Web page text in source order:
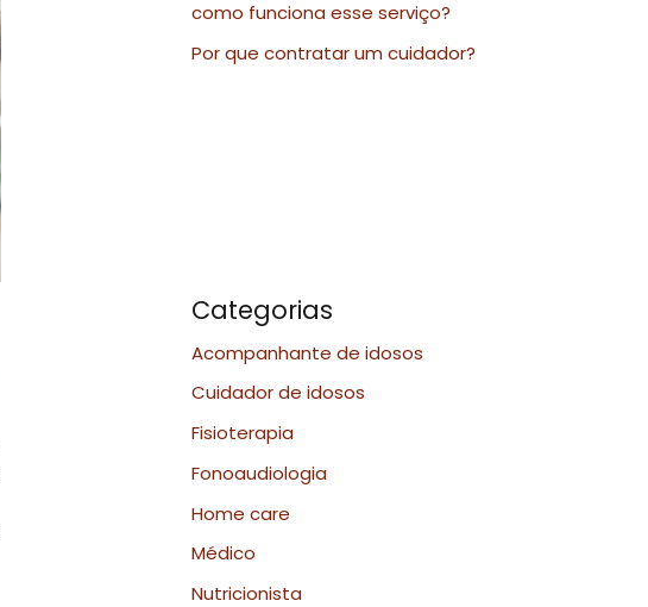
como funciona esse serviço?
Por que contratar um cuidador?
Categorias
Acompanhante de idosos
Cuidador de idosos
Fisioterapia
Fonoaudiologia
Home care
Médico
Nutricionista